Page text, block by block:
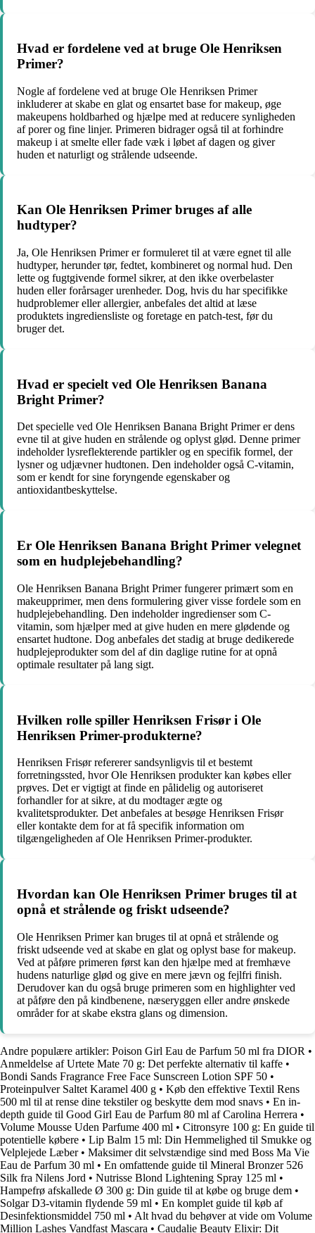
Hvad er fordelene ved at bruge Ole Henriksen
Primer?
Nogle af fordelene ved at bruge Ole Henriksen Primer
inkluderer at skabe en glat og ensartet base for makeup, øge
makeupens holdbarhed og hjælpe med at reducere synligheden
af porer og fine linjer. Primeren bidrager også til at forhindre
makeup i at smelte eller fade væk i løbet af dagen og giver
huden et naturligt og strålende udseende.
Kan Ole Henriksen Primer bruges af alle
hudtyper?
Ja, Ole Henriksen Primer er formuleret til at være egnet til alle
hudtyper, herunder tør, fedtet, kombineret og normal hud. Den
lette og fugtgivende formel sikrer, at den ikke overbelaster
huden eller forårsager urenheder. Dog, hvis du har specifikke
hudproblemer eller allergier, anbefales det altid at læse
produktets ingrediensliste og foretage en patch-test, før du
bruger det.
Hvad er specielt ved Ole Henriksen Banana
Bright Primer?
Det specielle ved Ole Henriksen Banana Bright Primer er dens
evne til at give huden en strålende og oplyst glød. Denne primer
indeholder lysreflekterende partikler og en specifik formel, der
lysner og udjævner hudtonen. Den indeholder også C-vitamin,
som er kendt for sine foryngende egenskaber og
antioxidantbeskyttelse.
Er Ole Henriksen Banana Bright Primer velegnet
som en hudplejebehandling?
Ole Henriksen Banana Bright Primer fungerer primært som en
makeupprimer, men dens formulering giver visse fordele som en
hudplejebehandling. Den indeholder ingredienser som C-
vitamin, som hjælper med at give huden en mere glødende og
ensartet hudtone. Dog anbefales det stadig at bruge dedikerede
hudplejeprodukter som del af din daglige rutine for at opnå
optimale resultater på lang sigt.
Hvilken rolle spiller Henriksen Frisør i Ole
Henriksen Primer-produkterne?
Henriksen Frisør refererer sandsynligvis til et bestemt
forretningssted, hvor Ole Henriksen produkter kan købes eller
prøves. Det er vigtigt at finde en pålidelig og autoriseret
forhandler for at sikre, at du modtager ægte og
kvalitetsprodukter. Det anbefales at besøge Henriksen Frisør
eller kontakte dem for at få specifik information om
tilgængeligheden af Ole Henriksen Primer-produkter.
Hvordan kan Ole Henriksen Primer bruges til at
opnå et strålende og friskt udseende?
Ole Henriksen Primer kan bruges til at opnå et strålende og
friskt udseende ved at skabe en glat og oplyst base for makeup.
Ved at påføre primeren først kan den hjælpe med at fremhæve
hudens naturlige glød og give en mere jævn og fejlfri finish.
Derudover kan du også bruge primeren som en highlighter ved
at påføre den på kindbenene, næseryggen eller andre ønskede
områder for at skabe ekstra glans og dimension.
Andre populære artikler: Poison Girl Eau de Parfum 50 ml fra DIOR •
Anmeldelse af Urtete Mate 70 g: Det perfekte alternativ til kaffe •
Bondi Sands Fragrance Free Face Sunscreen Lotion SPF 50 •
Proteinpulver Saltet Karamel 400 g • Køb den effektive Textil Rens
500 ml til at rense dine tekstiler og beskytte dem mod snavs • En in-
depth guide til Good Girl Eau de Parfum 80 ml af Carolina Herrera •
Volume Mousse Uden Parfume 400 ml • Citronsyre 100 g: En guide til
potentielle købere • Lip Balm 15 ml: Din Hemmelighed til Smukke og
Velplejede Læber• Maksimer dit selvstændige sind med Boss Ma Vie
Eau de Parfum 30 ml • En omfattende guide til Mineral Bronzer 526
Silk fra Nilens Jord • Nutrisse Blond Lightening Spray 125 ml •
Hampefrø afskallede Ø 300 g: Din guide til at købe og bruge dem •
Solgar D3-vitamin flydende 59 ml • En komplet guide til køb af
Desinfektionsmiddel 750 ml • Alt hvad du behøver at vide om Volume
Million Lashes Vandfast Mascara • Caudalie Beauty Elixir: Dit